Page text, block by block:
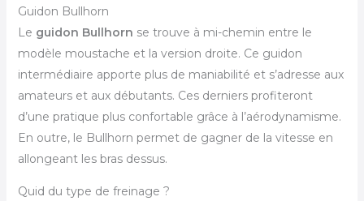
Guidon Bullhorn
Le guidon Bullhorn se trouve à mi-chemin entre le
modèle moustache et la version droite. Ce guidon
intermédiaire apporte plus de maniabilité et s’adresse aux
amateurs et aux débutants. Ces derniers profiteront
d’une pratique plus confortable grâce à l’aérodynamisme.
En outre, le Bullhorn permet de gagner de la vitesse en
allongeant les bras dessus.
Quid du type de freinage ?